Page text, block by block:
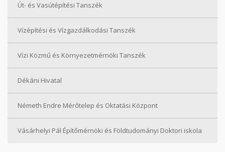
Út- és Vasútépítési Tanszék
Vízépítési és Vízgazdálkodási Tanszék
Vízi Közmű és Környezetmérnöki Tanszék
Dékáni Hivatal
Németh Endre Mérőtelep és Oktatási Központ
Vásárhelyi Pál Építőmérnöki és Földtudományi Doktori iskola